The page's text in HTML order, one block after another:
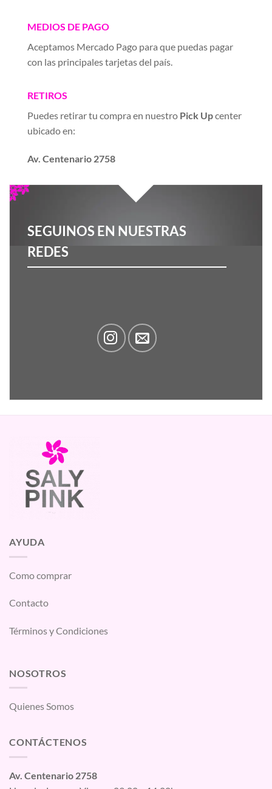
MEDIOS DE PAGO
Aceptamos Mercado Pago para que puedas pagar
con las principales tarjetas del país.
RETIROS
Puedes retirar tu compra en nuestro Pick Upcenter
ubicado en:
Av. Centenario 2758
SEGUINOS EN NUESTRAS
REDES
AYUDA
Como comprar
Contacto
Términos y Condiciones
NOSOTROS
Quienes Somos
CONTÁCTENOS
Av. Centenario 2758